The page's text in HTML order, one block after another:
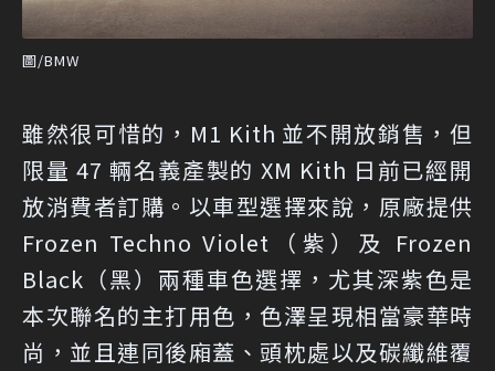
圖/BMW
雖然很可惜的，M1 Kith 並不開放銷售，但
限量 47 輛名義產製的 XM Kith 日前已經開
放消費者訂購。以車型選擇來說，原廠提供
Frozen Techno Violet（紫）及 Frozen
Black（黑）兩種車色選擇，尤其深紫色是
本次聯名的主打用色，色澤呈現相當豪華時
尚，並且連同後廂蓋、頭枕處以及碳纖維覆